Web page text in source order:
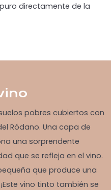
directamente de la
pobres cubiertos con
Ródano. Una capa de
una sorprendente
que se refleja en el vino.
que produce una
vino tinto también se